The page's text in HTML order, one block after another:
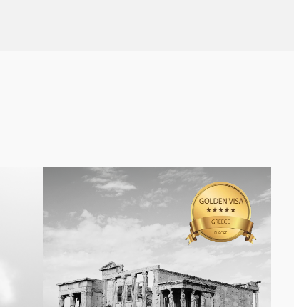
σας
Επενδύοντας €350.000 στο 3Κ Balanced Fund
(κατηγορία μεριδίου Χ), καλύπτετε τις προϋποθέσεις και
εξασφαλίζετε άδεια διαμονής στην Ελλάδα για εσάς και
την οικογένειά σας, χωρίς την ταλαιπωρία της